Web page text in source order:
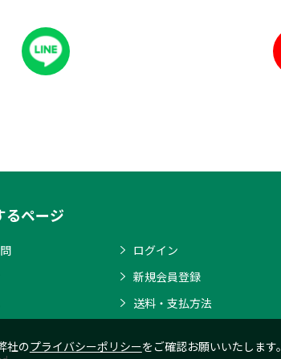
るページ
ログイン
新規会員登録
送料・支払方法
社のプライバシーポリシーをご確認お願いいたします。